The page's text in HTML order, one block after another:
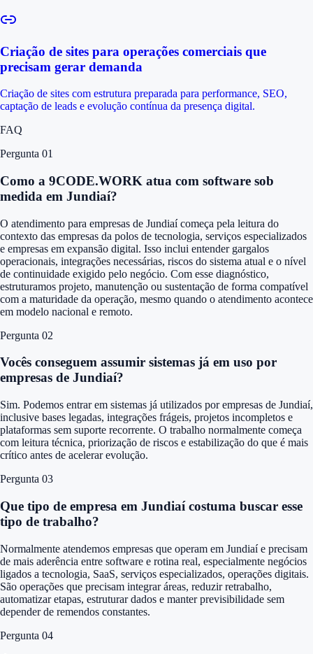
Criação de sites para operações comerciais que
precisam gerar demanda
Criação de sites com estrutura preparada para performance, SEO,
captação de leads e evolução contínua da presença digital.
FAQ
Pergunta 01
Como a 9CODE.WORK atua com software sob
medida em Jundiaí?
O atendimento para empresas de Jundiaí começa pela leitura do
contexto das empresas da polos de tecnologia, serviços especializados
e empresas em expansão digital. Isso inclui entender gargalos
operacionais, integrações necessárias, riscos do sistema atual e o nível
de continuidade exigido pelo negócio. Com esse diagnóstico,
estruturamos projeto, manutenção ou sustentação de forma compatível
com a maturidade da operação, mesmo quando o atendimento acontece
em modelo nacional e remoto.
Pergunta 02
Vocês conseguem assumir sistemas já em uso por
empresas de Jundiaí?
Sim. Podemos entrar em sistemas já utilizados por empresas de Jundiaí,
inclusive bases legadas, integrações frágeis, projetos incompletos e
plataformas sem suporte recorrente. O trabalho normalmente começa
com leitura técnica, priorização de riscos e estabilização do que é mais
crítico antes de acelerar evolução.
Pergunta 03
Que tipo de empresa em Jundiaí costuma buscar esse
tipo de trabalho?
Normalmente atendemos empresas que operam em Jundiaí e precisam
de mais aderência entre software e rotina real, especialmente negócios
ligados a tecnologia, SaaS, serviços especializados, operações digitais.
São operações que precisam integrar áreas, reduzir retrabalho,
automatizar etapas, estruturar dados e manter previsibilidade sem
depender de remendos constantes.
Pergunta 04